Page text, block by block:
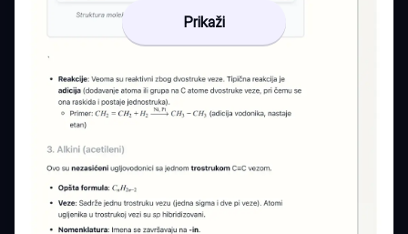
Prikaži